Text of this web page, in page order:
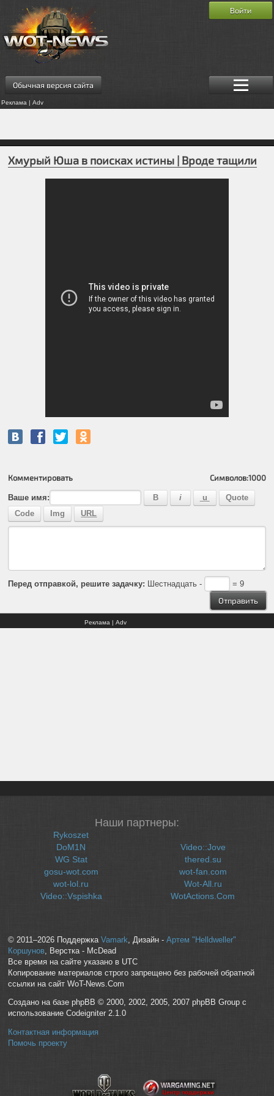
Обычная версия сайта
Реклама | Adv
Войти
Хмурый Юша в поисках истины | Вроде тащили
Комментировать Символов:1000
Ваше имя:
Перед отправкой, решите задачку: Шестнадцать - = 9
Реклама | Adv
Наши партнеры:
Rykoszet
DoM1N
WG Stat
gosu-wot.com
wot-lol.ru
Video::Vspishka
Video::Jove
thered.su
wot-fan.com
Wot-All.ru
WotActions.Com
© 2011–2026 Поддержка Vamark, Дизайн - Артем "Helldweller"
Коршунов, Верстка - McDead
Все время на сайте указано в UTC
Копирование материалов строго запрещено без рабочей обратной
ссылки на сайт WoT-News.Com
Создано на базе phpBB © 2000, 2002, 2005, 2007 phpBB Group с
использование Codeigniter 2.1.0
Контактная информация
Помочь проекту